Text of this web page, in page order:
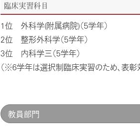
臨床実習科目
1位 外科学(附属病院)（5学年）
2位 整形外科学（5学年）
3位 内科学三（5学年）
（※6学年は選択制臨床実習のため、表彰
教員部門